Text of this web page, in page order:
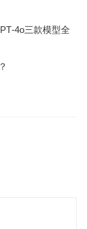
三款模型全